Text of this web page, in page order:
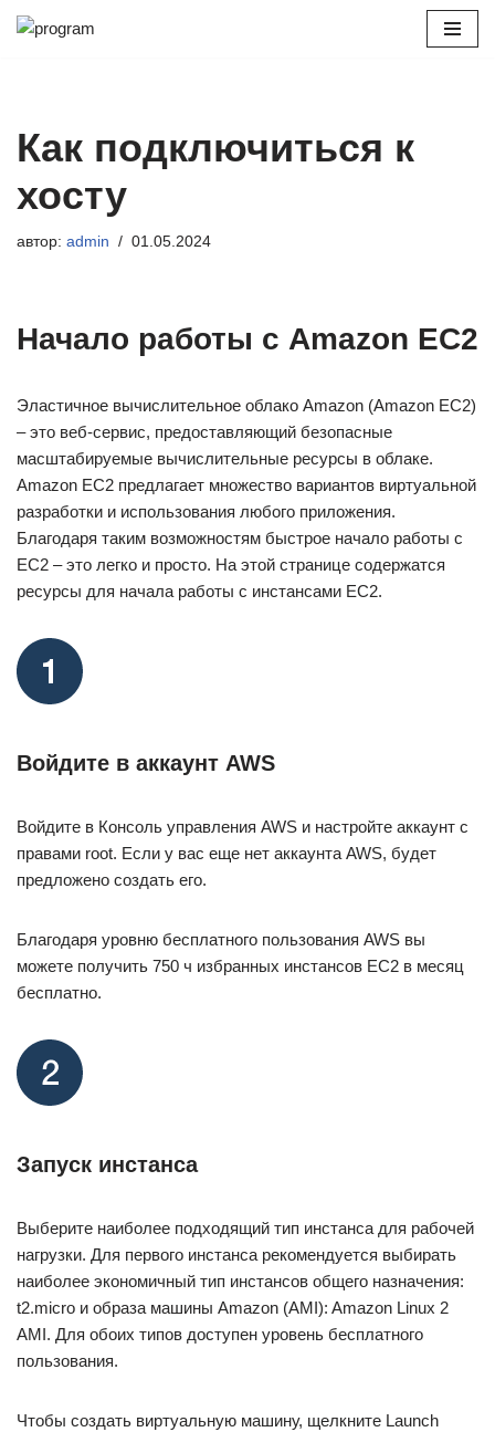
Как подключиться к
хосту
автор: admin 01.05.2024
Начало работы с Amazon EC2
Эластичное вычислительное облако Amazon (Amazon EC2)
– это веб‑сервис, предоставляющий безопасные
масштабируемые вычислительные ресурсы в облаке.
Amazon EC2 предлагает множество вариантов виртуальной
разработки и использования любого приложения.
Благодаря таким возможностям быстрое начало работы с
EC2 – это легко и просто. На этой странице содержатся
ресурсы для начала работы с инстансами EC2.
Войдите в аккаунт AWS
Войдите в Консоль управления AWS и настройте аккаунт с
правами root. Если у вас еще нет аккаунта AWS, будет
предложено создать его.
Благодаря уровню бесплатного пользования AWS вы
можете получить 750 ч избранных инстансов EC2 в месяц
бесплатно.
Запуск инстанса
Выберите наиболее подходящий тип инстанса для рабочей
нагрузки. Для первого инстанса рекомендуется выбирать
наиболее экономичный тип инстансов общего назначения:
t2.micro и образа машины Amazon (AMI): Amazon Linux 2
AMI. Для обоих типов доступен уровень бесплатного
пользования.
Чтобы создать виртуальную машину, щелкните Launch